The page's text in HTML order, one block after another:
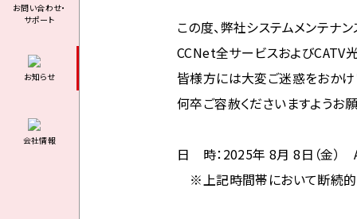
お問い合わせ・
サポート
お知らせ
会社情報
この度、弊社システムメンテナ
CCNet全サービスおよびCATV
皆様方には大変ご迷惑をおかけ
何卒ご容赦くださいますようお
日 時：2025年 8月 8日（金
※上記時間帯において断続的